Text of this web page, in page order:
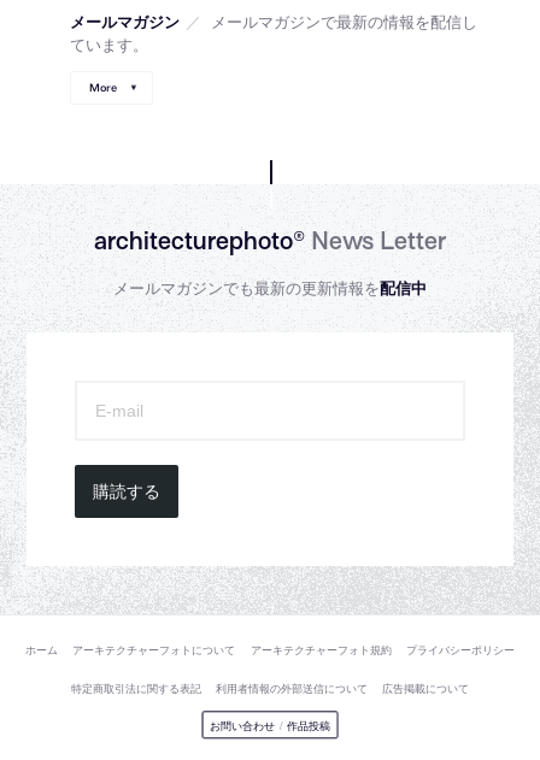
メールマガジン ／
メールマガジンで最新の情報を配信し
ています。
More
architecturephoto®News Letter
メールマガジンでも最新の更新情報を配信中
購読する
ホーム アーキテクチャーフォトについて アーキテクチャーフォト規約 プライバシーポリシー
特定商取引法に関する表記 利用者情報の外部送信について 広告掲載について
お問い合わせ / 作品投稿